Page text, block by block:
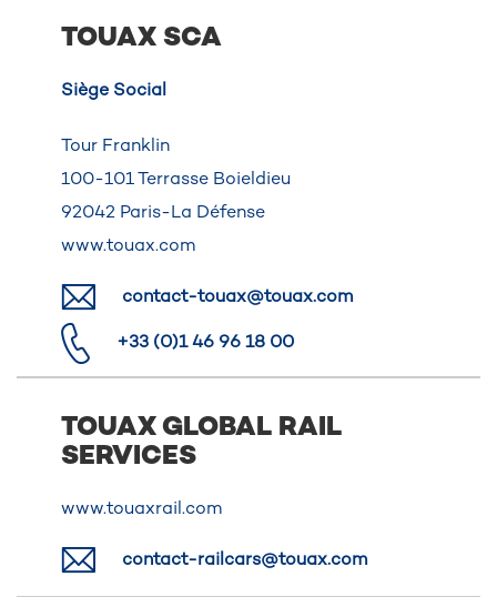
TOUAX SCA
Siège Social
Tour Franklin
100-101 Terrasse Boieldieu
92042 Paris-La Défense
www.touax.com
contact-touax@touax.com
+33 (0)1 46 96 18 00
TOUAX GLOBAL RAIL
SERVICES
www.touaxrail.com
contact-railcars@touax.com